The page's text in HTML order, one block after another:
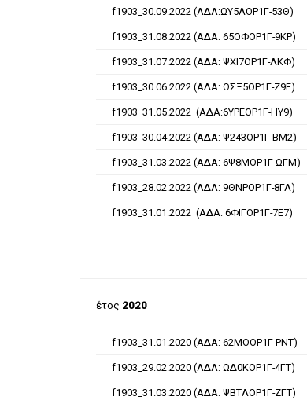
f1903_30.09.2022 (ΑΔΑ:ΩΥ5ΛΟΡ1Γ-53Θ)
f1903_31.08.2022 (ΑΔΑ: 65ΟΦΟΡ1Γ-9ΚΡ)
f1903_31.07.2022 (ΑΔΑ: ΨΧΙ7ΟΡ1Γ-ΛΚΦ)
f1903_30.06.2022 (ΑΔΑ: ΩΣΞ5ΟΡ1Γ-Ζ9Ε)
f1903_31.05.2022 (ΑΔΑ:6ΥΡΕΟΡ1Γ-ΗΥ9)
f1903_30.04.2022 (ΑΔΑ: Ψ243ΟΡ1Γ-ΒΜ2)
f1903_31.03.2022 (ΑΔΑ: 6Ψ8ΜΟΡ1Γ-ΩΓΜ)
f1903_28.02.2022 (ΑΔΑ: 9ΘΝΡΟΡ1Γ-8ΓΛ)
f1903_31.01.2022 (ΑΔΑ: 6ΦΙΓΟΡ1Γ-7Ε7)
έτος 2020
f1903_31.01.2020 (ΑΔΑ: 62ΜΟΟΡ1Γ-ΡΝΤ)
f1903_29.02.2020 (ΑΔΑ: ΩΔ0ΚΟΡ1Γ-4ΓΤ)
f1903_31.03.2020 (ΑΔΑ: ΨΒΤΛΟΡ1Γ-ΖΓΤ)